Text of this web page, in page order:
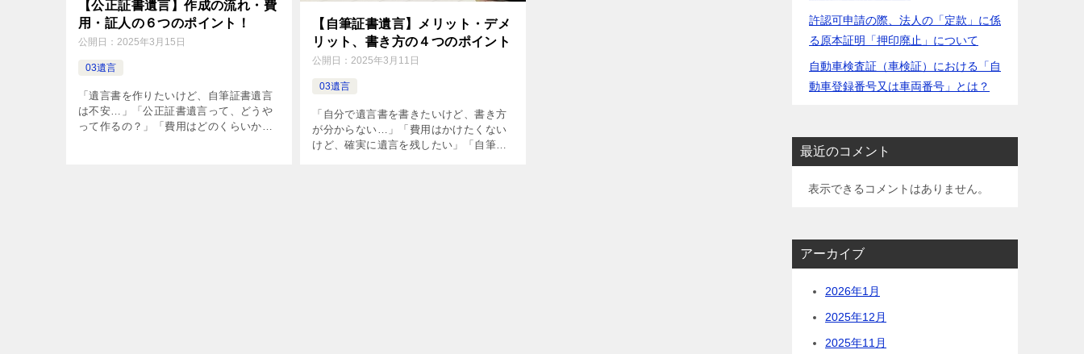
【公正証書遺言】作成の流れ・費
用・証人の６つのポイント！
公開日： 2025年3月15日
03遺言
「遺言書を作りたいけど、自筆証書遺言
は不安…」「公正証書遺言って、どうや
って作るの？」「費用はどのくらいかか
【自筆証書遺言】メリット・デメ
リット、書き方の４つのポイント
公開日： 2025年3月11日
03遺言
「自分で遺言書を書きたいけど、書き方
が分からない…」「費用はかけたくない
けど、確実に遺言を残したい」「自筆証
許認可申請の際、法人の「定款」に係
る原本証明「押印廃止」について
自動車検査証（車検証）における「自
動車登録番号又は車両番号」とは？
最近のコメント
表示できるコメントはありません。
アーカイブ
2026年1月
2025年12月
2025年11月